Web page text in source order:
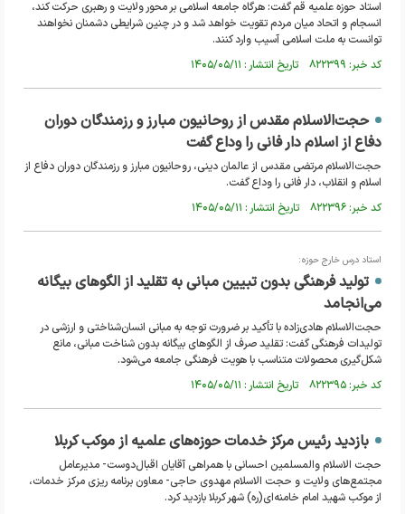
استاد حوزه علمیه قم گفت: هرگاه جامعه اسلامی بر محور ولایت و رهبری حرکت کند،
انسجام و اتحاد میان مردم تقویت خواهد شد و در چنین شرایطی دشمنان نخواهند
توانست به ملت اسلامی آسیب وارد کنند.
کد خبر: ۸۲۲۳۹۹ تاریخ انتشار : ۱۴۰۵/۰۵/۱۱
حجت‌الاسلام مقدس از روحانیون مبارز و رزمندگان دوران
دفاع از اسلام دار فانی را وداع گفت
حجت‌الاسلام مرتضی مقدس از عالمان دینی، روحانیون مبارز و رزمندگان دوران دفاع از
اسلام و انقلاب، دار فانی را وداع گفت.
کد خبر: ۸۲۲۳۹۶ تاریخ انتشار : ۱۴۰۵/۰۵/۱۱
استاد درس خارج حوزه:
تولید فرهنگی بدون تبیین مبانی به تقلید از الگوهای بیگانه
می‌انجامد
حجت‌الاسلام هادی‌زاده با تأکید بر ضرورت توجه به مبانی انسان‌شناختی و ارزشی در
تولیدات فرهنگی گفت: تقلید صرف از الگوهای بیگانه بدون شناخت مبانی، مانع
شکل‌گیری محصولات متناسب با هویت فرهنگی جامعه می‌شود.
کد خبر: ۸۲۲۳۹۵ تاریخ انتشار : ۱۴۰۵/۰۵/۱۱
بازدید رئیس مرکز خدمات حوزه‌های علمیه از موکب کربلا
حجت الاسلام والمسلمین احسانی با همراهی آقایان اقبال‌دوست- مدیرعامل
مجتمع‌های ولایت و حجت الاسلام مهدوی حاجی- معاون برنامه ریزی مرکز خدمات،
از موکب شهید امام خامنه‌ای(ره) شهر کربلا بازدید کرد.